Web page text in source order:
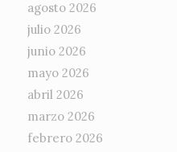
agosto 2026
julio 2026
junio 2026
mayo 2026
abril 2026
marzo 2026
febrero 2026